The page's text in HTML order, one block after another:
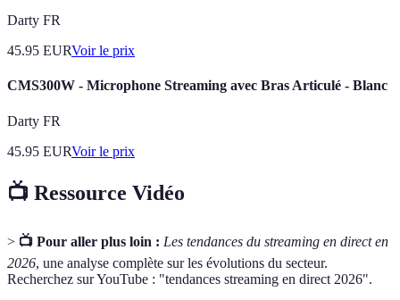
Darty FR
45.95 EURVoir le prix
CMS300W - Microphone Streaming avec Bras Articulé - Blanc
Darty FR
45.95 EURVoir le prix
📺 Ressource Vidéo
> 📺 Pour aller plus loin : Les tendances du streaming en direct en
2026, une analyse complète sur les évolutions du secteur.
Recherchez sur YouTube : "tendances streaming en direct 2026".